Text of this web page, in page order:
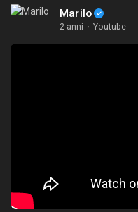
Marilo
2 anni · Youtube